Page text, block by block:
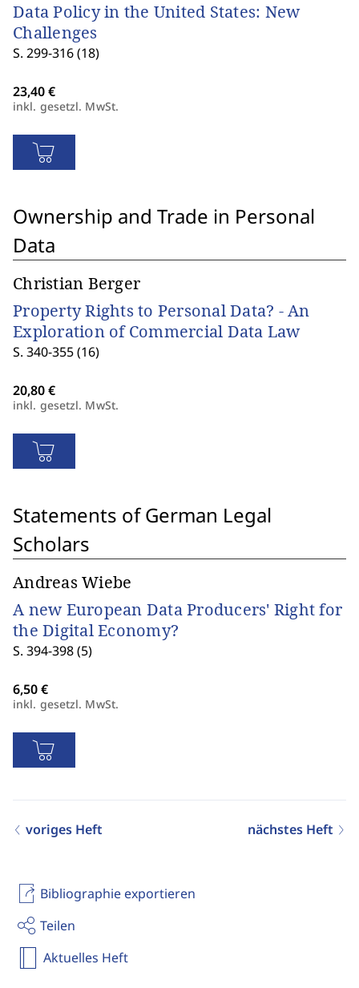
Bibliographie exportieren
Teilen
Aktuelles Heft
Data Policy in the United States: New
Challenges
S. 299-316 (18)
inkl. gesetzl. MwSt.
Ownership and Trade in Personal
Data
Christian Berger
Property Rights to Personal Data? - An
Exploration of Commercial Data Law
S. 340-355 (16)
inkl. gesetzl. MwSt.
Statements of German Legal
Scholars
Andreas Wiebe
A new European Data Producers' Right for
the Digital Economy?
S. 394-398 (5)
inkl. gesetzl. MwSt.
voriges Heft nächstes Heft